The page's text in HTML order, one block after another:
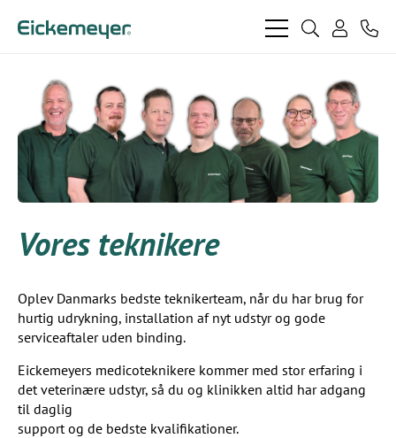
bars search
Vores teknikere
Oplev Danmarks bedste teknikerteam, når du har brug for
hurtig udrykning, installation af nyt udstyr og gode
serviceaftaler uden binding.
Eickemeyers medicoteknikere kommer med stor erfaring i
det veterinære udstyr, så du og klinikken altid har adgang
til daglig
support og de bedste kvalifikationer.